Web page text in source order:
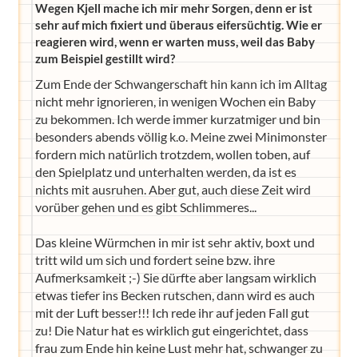
Wegen Kjell mache ich mir mehr Sorgen, denn er ist
sehr auf mich fixiert und überaus eifersüchtig. Wie er
reagieren wird, wenn er warten muss, weil das Baby
zum Beispiel gestillt wird?
Zum Ende der Schwangerschaft hin kann ich im Alltag
nicht mehr ignorieren, in wenigen Wochen ein Baby
zu bekommen. Ich werde immer kurzatmiger und bin
besonders abends völlig k.o. Meine zwei Minimonster
fordern mich natürlich trotzdem, wollen toben, auf
den Spielplatz und unterhalten werden, da ist es
nichts mit ausruhen. Aber gut, auch diese Zeit wird
vorüber gehen und es gibt Schlimmeres...
Das kleine Würmchen in mir ist sehr aktiv, boxt und
tritt wild um sich und fordert seine bzw. ihre
Aufmerksamkeit ;-) Sie dürfte aber langsam wirklich
etwas tiefer ins Becken rutschen, dann wird es auch
mit der Luft besser!!! Ich rede ihr auf jeden Fall gut
zu! Die Natur hat es wirklich gut eingerichtet, dass
frau zum Ende hin keine Lust mehr hat, schwanger zu